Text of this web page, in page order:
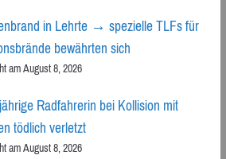
in Lehrte → spezielle TLFs für
bewährten sich
am August 8, 2026
Radfahrerin bei Kollision mit
tödlich verletzt
am August 8, 2026